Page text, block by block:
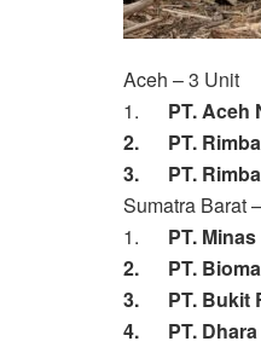
Aceh – 3 Unit
1. PT. Aceh
2. PT. Rimba
3. PT. Rimba
Sumatra Barat
1. PT.
2. PT.
3. PT. Bukit
4. PT. Dhara